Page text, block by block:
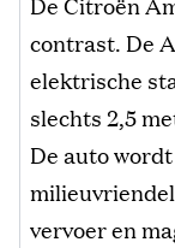
contrast. De
elektrische
slechts 2,5
De auto
vervoer en